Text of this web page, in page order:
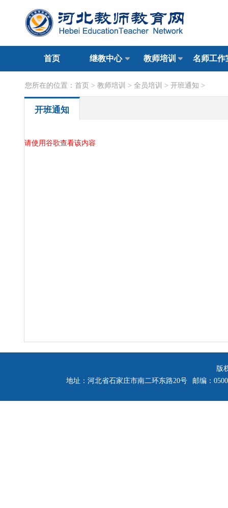
首页 继教中心 教师培训 名师工作
您所在的位置： 首页 > 教师培训 > 全员培训 > 开班通知 >
开班通知
请使用谷歌查看该内容
版
地址：河北省石家庄市南二环东路20号
邮编：